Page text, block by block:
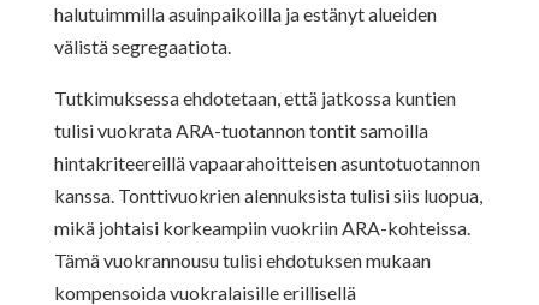
halutuimmilla asuinpaikoilla ja estänyt alueiden
välistä segregaatiota.
Tutkimuksessa ehdotetaan, että jatkossa kuntien
tulisi vuokrata ARA-tuotannon tontit samoilla
hintakriteereillä vapaarahoitteisen asuntotuotannon
kanssa. Tonttivuokrien alennuksista tulisi siis luopua,
mikä johtaisi korkeampiin vuokriin ARA-kohteissa.
Tämä vuokrannousu tulisi ehdotuksen mukaan
kompensoida vuokralaisille erillisellä